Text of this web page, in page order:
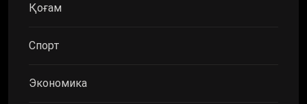
Қоғам
Спорт
Экономика